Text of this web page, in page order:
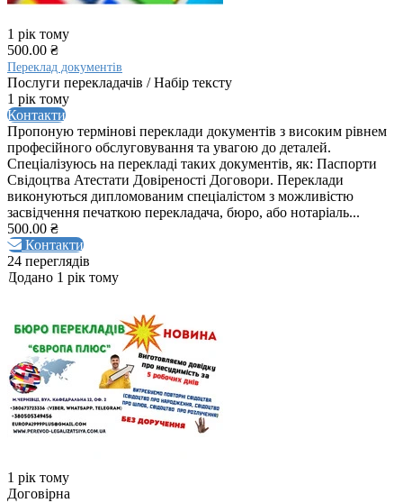
1 рік тому
500.00 ₴
Переклад документів
Послуги перекладачів / Набір тексту
1 рік тому
Контакти
Пропоную термінові переклади документів з високим рівнем
професійного обслуговування та увагою до деталей.
Спеціалізуюсь на перекладі таких документів, як: Паспорти
Свідоцтва Атестати Довіреності Договори. Переклади
виконуються дипломованим спеціалістом з можливістю
засвідчення печаткою перекладача, бюро, або нотаріаль...
500.00 ₴
Контакти
24 переглядів
Додано 1 рік тому
1 рік тому
Договірна